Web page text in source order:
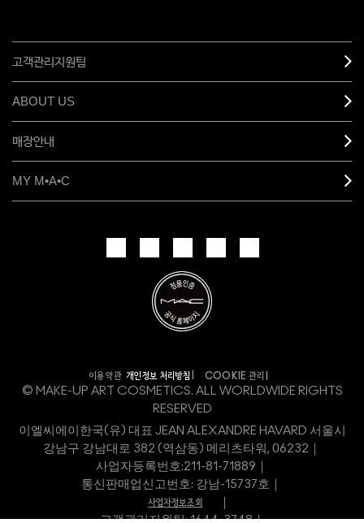
고객관리지원팀
ABOUT US
매장안내
MY M•A•C
이용약관 개인정보 처리방침 COOKIE 관리
© MAKE-UP ART COSMETICS. ALL WORLDWIDE RIGHTS
RESERVED
이엘씨에이한국(유) 대표 JEAN ALEXANDRE HAVARD 서울시
강남구 강남대로 382 (역삼동) 메리츠타워, 06232｜
사업자등록번호:211-81-71889｜
통신판매업신고번호: 강남-15737호｜
사업자정보조회
고객관리지원팀: 1644-3748｜